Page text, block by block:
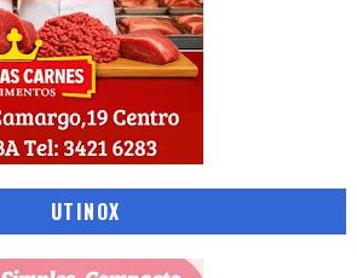
UTINOX